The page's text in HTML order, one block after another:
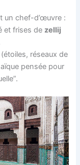
un chef-d’œuvre :
et frises de zellij
réseaux de
pensée pour